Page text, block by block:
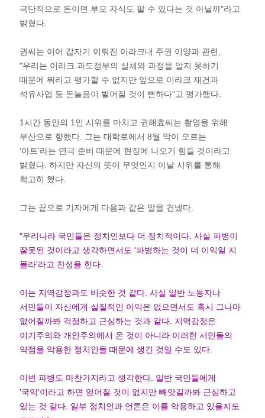
극단적으로 돈이면 부모 자식도 팔 수 있다는 것 아닐까"라고
밝혔다.
권씨는 이어 갑자기 이뤄진 이라크내 주권 이양과 관련,
"우리는 이라크 과도정부의 실체와 과정을 알지 못하기
때문에 뭐라고 평가할 수 없지만 앞으로 이라크 재건과
석유사업 등 돈놀음이 벌어질 것이 뻔하다"고 평가했다.
1시간 동안의 1인 시위를 마치고 권해효씨는 촬영을 위해
부산으로 향했다. 그는 대학로에서 8월 막이 오르는
'아트'라는 연극 준비 때문에 현장에 나오기 힘들 것이라고
밝혔다. 하지만 자신의 뜻이 무엇인지 이날 시위를 통해
확고히 했다.
그는 끝으로 기자에게 다음과 같은 말을 건넸다.
"우리나라 국민들은 정치인보다 더 정치적이다. 사실 파병이
잘못된 것이라고 생각하면서도 '파병하는 것이 더 이익일 지
몰라'라고 찬성을 한다.
이는 지역감정과도 비슷한 것 같다. 사실 일반 노동자나
서민들이 자신에게 실질적인 이익은 없으면서도 혹시 그나마
없어질까봐 걱정하고 근심하는 것과 같다. 지역감정은
이기주의와 개인주의에서 온 것이 아니라 이러한 서민들의
약점을 악용한 정치인들 때문에 생긴 것일 수도 있다.
이번 파병도 마찬가지라고 생각한다. 일반 국민들에게
'국익'이라고 하면 얻어질 것이 없지만 빼앗길까봐 근심하고
있는 것 같다. 일부 정치인과 언론은 이를 악용하고 있을지도